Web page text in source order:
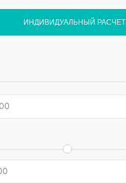
ИНДИВИДУАЛЬНЫЙ РАСЧЕТ